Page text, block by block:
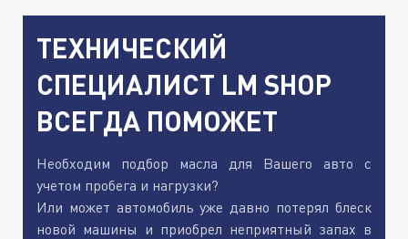
ТЕХНИЧЕСКИЙ
СПЕЦИАЛИСТ LM SHOP
ВСЕГДА ПОМОЖЕТ
Необходим подбор масла для Вашего авто с
учетом пробега и нагрузки?
Или может автомобиль уже давно потерял блеск
новой машины и приобрел неприятный запах в